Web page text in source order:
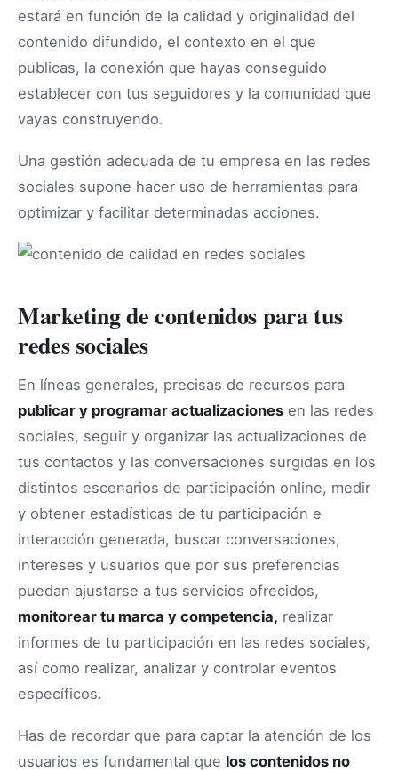
estará en función de la calidad y originalidad del
contenido difundido, el contexto en el que
publicas, la conexión que hayas conseguido
establecer con tus seguidores y la comunidad que
vayas construyendo.
Una gestión adecuada de tu empresa en las redes
sociales supone hacer uso de herramientas para
optimizar y facilitar determinadas acciones.
Marketing de contenidos para tus
redes sociales
En líneas generales, precisas de recursos para
publicar y programar actualizaciones en las redes
sociales, seguir y organizar las actualizaciones de
tus contactos y las conversaciones surgidas en los
distintos escenarios de participación online, medir
y obtener estadísticas de tu participación e
interacción generada, buscar conversaciones,
intereses y usuarios que por sus preferencias
puedan ajustarse a tus servicios ofrecidos,
monitorear tu marca y competencia, realizar
informes de tu participación en las redes sociales,
así como realizar, analizar y controlar eventos
específicos.
Has de recordar que para captar la atención de los
usuarios es fundamental que los contenidos no